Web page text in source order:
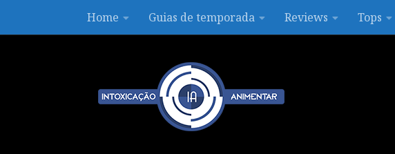
Skip to contentHome Guias de temporada Reviews Tops